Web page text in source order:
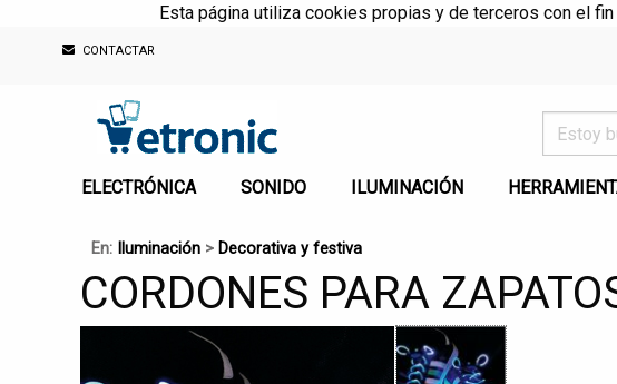
Esta página utiliza cookies propias y de terceros con el
CONTACTAR
ELECTRÓNICA SONIDO ILUMINACIÓN
En: Iluminación > Decorativa y festiva
CORDONES PARA